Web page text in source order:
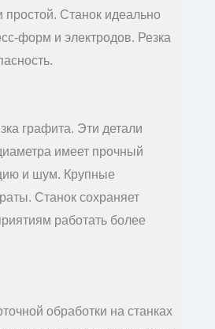
Станок идеально
форм и электродов. Резка
графита. Эти детали
имеет прочный
и шум. Крупные
Станок сохраняет
работать более
обработки на станках